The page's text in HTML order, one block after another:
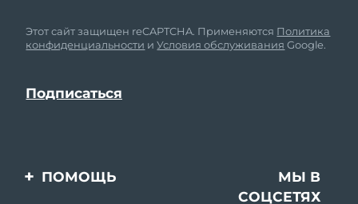
Этот сайт защищен reCAPTCHA. Применяются Политика
конфиденциальности иУсловия обслуживания Google.
ПОМОЩЬ
МЫ В
СОЦСЕТЯХ